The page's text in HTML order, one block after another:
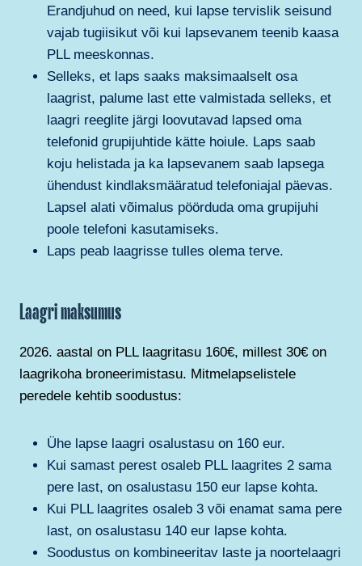
Erandjuhud on need, kui lapse tervislik seisund
vajab tugiisikut või kui lapsevanem teenib kaasa
PLL meeskonnas.
Selleks, et laps saaks maksimaalselt osa
laagrist, palume last ette valmistada selleks, et
laagri reeglite järgi loovutavad lapsed oma
telefonid grupijuhtide kätte hoiule. Laps saab
koju helistada ja ka lapsevanem saab lapsega
ühendust kindlaksmääratud telefoniajal päevas.
Lapsel alati võimalus pöörduda oma grupijuhi
poole telefoni kasutamiseks.
Laps peab laagrisse tulles olema terve.
Laagri maksumus
2026. aastal on PLL laagritasu 160€, millest 30€ on
laagrikoha broneerimistasu. Mitmelapselistele
peredele kehtib soodustus:
Ühe lapse laagri osalustasu on 160 eur.
Kui samast perest osaleb PLL laagrites 2 sama
pere last, on osalustasu 150 eur lapse kohta.
Kui PLL laagrites osaleb 3 või enamat sama pere
last, on osalustasu 140 eur lapse kohta.
Soodustus on kombineeritav laste ja noortelaagri